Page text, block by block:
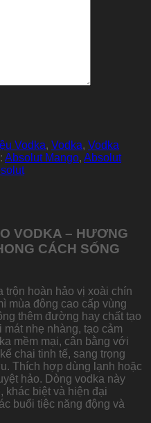
Vodka, Vodka, Vodka
Absolut Mango, Absolut
VODKA – HƯƠNG
CÁCH SỐNG
trộn hoàn hảo vị xoài chín
mùa đông cao cấp vùng
thêm đường hay chất tạo
nhẹ nhàng, tạo cảm
mềm mại, cân bằng với
chai tinh tế, sang trọng
Thích hợp dùng lạnh hoặc
hảo. Dòng vodka này
biệt và hiện đại
buổi tiệc năng động và